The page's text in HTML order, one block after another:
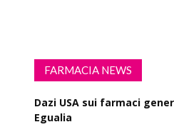
FARMACIA NEWS
Dazi USA sui farmaci
Egualia